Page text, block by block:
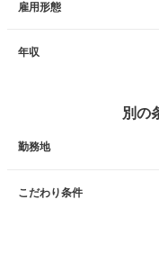
雇用形態
年収
別の
勤務地
こだわり条件